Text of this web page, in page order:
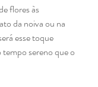
flores às
da noiva ou na
esse toque
sereno que o